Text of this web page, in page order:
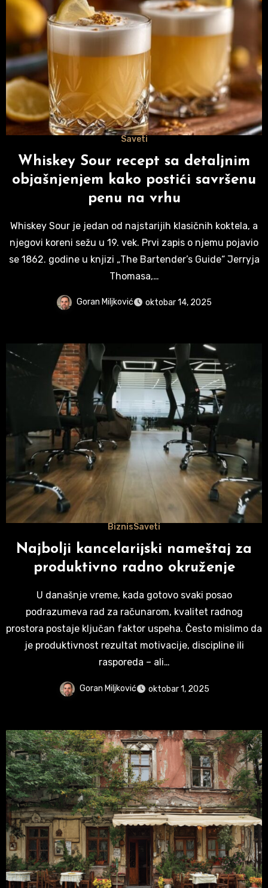
Saveti
Whiskey Sour recept sa detaljnim
objašnjenjem kako postići savršenu
penu na vrhu
Whiskey Sour je jedan od najstarijih klasičnih koktela, a
njegovi koreni sežu u 19. vek. Prvi zapis o njemu pojavio
se 1862. godine u knjizi „The Bartender’s Guide“ Jerryja
Thomasa,…
Goran Miljković oktobar 14, 2025
BiznisSaveti
Najbolji kancelarijski nameštaj za
produktivno radno okruženje
U današnje vreme, kada gotovo svaki posao
podrazumeva rad za računarom, kvalitet radnog
prostora postaje ključan faktor uspeha. Često mislimo da
je produktivnost rezultat motivacije, discipline ili
rasporeda – ali…
Goran Miljković oktobar 1, 2025